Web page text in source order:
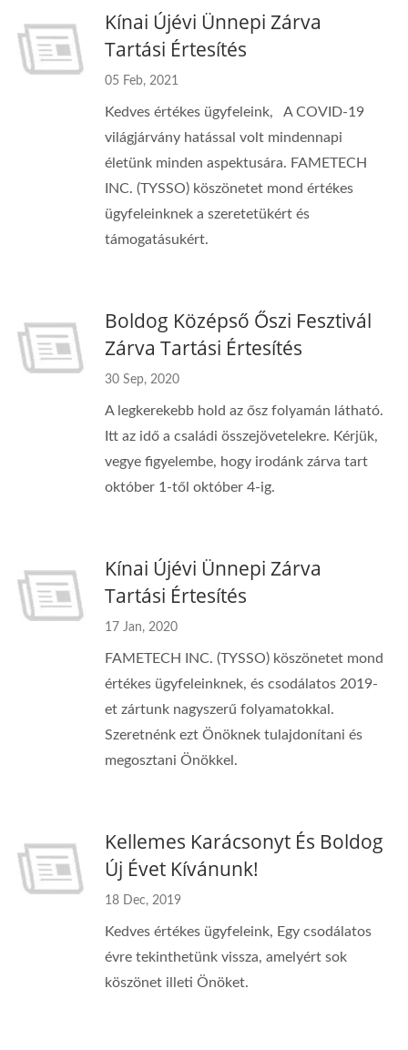
Kínai Újévi Ünnepi Zárva
Tartási Értesítés
05 Feb, 2021
Kedves értékes ügyfeleink, A COVID-19
világjárvány hatással volt mindennapi
életünk minden aspektusára. FAMETECH
INC. (TYSSO) köszönetet mond értékes
ügyfeleinknek a szeretetükért és
támogatásukért.
Boldog Középső Őszi Fesztivál
Zárva Tartási Értesítés
30 Sep, 2020
A legkerekebb hold az ősz folyamán látható.
Itt az idő a családi összejövetelekre. Kérjük,
vegye figyelembe, hogy irodánk zárva tart
október 1-től október 4-ig.
Kínai Újévi Ünnepi Zárva
Tartási Értesítés
17 Jan, 2020
FAMETECH INC. (TYSSO) köszönetet mond
értékes ügyfeleinknek, és csodálatos 2019-
et zártunk nagyszerű folyamatokkal.
Szeretnénk ezt Önöknek tulajdonítani és
megosztani Önökkel.
Kellemes Karácsonyt És Boldog
Új Évet Kívánunk!
18 Dec, 2019
Kedves értékes ügyfeleink, Egy csodálatos
évre tekinthetünk vissza, amelyért sok
köszönet illeti Önöket.